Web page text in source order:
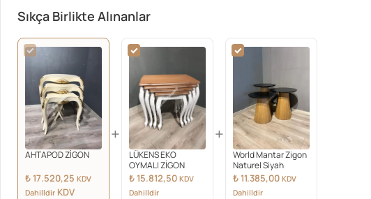
Sıkça Birlikte Alınanlar
AHTAPOD ZİGON
₺17.520,25 KDV
Dahilldir KDV
+
LÜKENS EKO
OYMALI ZİGON
₺15.812,50 KDV
Dahilldir
+
World Mantar Zigon
Naturel Siyah
₺11.385,00 KDV
Dahilldir